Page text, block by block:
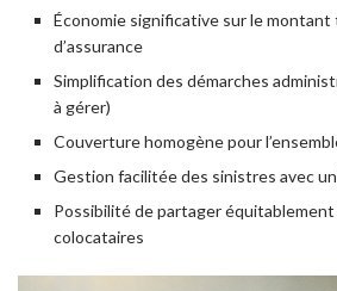
Économie significative sur le montant
d’assurance
Simplification des démarches
à gérer)
Couverture homogène pour
Gestion facilitée des sinistres avec
Possibilité de partager
colocataires